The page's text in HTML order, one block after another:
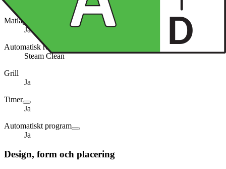
Matlagningstermometer
Ja
Automatisk rengöring (typ)
Steam Clean
Grill
Ja
Timer
Ja
Automatiskt program
Ja
Design, form och placering